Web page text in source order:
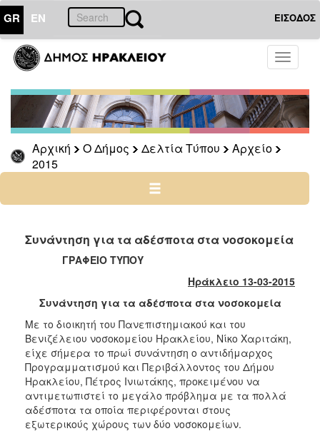
GR EN ΕΙΣΟΔΟΣ
Toggle
Αρχική Ο Δήμος Δελτία Τύπου
Αρχείο
2015
ΔΗΜΟΣ
Δελτία
Τύπου
Αρχείο
2026
2025
2022
2021
2019
2018
2017
2016
2015
2013
2012
Συνάντηση για τα αδέσποτα στα νοσοκομεία
ΓΡΑΦΕΙΟ ΤΥΠΟΥ
Ηράκλειο 13-03-2015
Συνάντηση για τα αδέσποτα στα νοσοκομεία
Με το διοικητή του Πανεπιστημιακού και του
Βενιζέλειου νοσοκομείου Ηρακλείου, Νίκο Χαριτάκη,
είχε σήμερα το πρωί συνάντηση ο αντιδήμαρχος
Προγραμματισμού και Περιβάλλοντος του Δήμου
Ηρακλείου, Πέτρος Ινιωτάκης, προκειμένου να
αντιμετωπιστεί το μεγάλο πρόβλημα με τα πολλά
αδέσποτα τα οποία περιφέρονται στους
εξωτερικούς χώρους των δύο νοσοκομείων.